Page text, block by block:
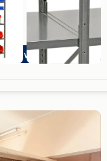
voordelig